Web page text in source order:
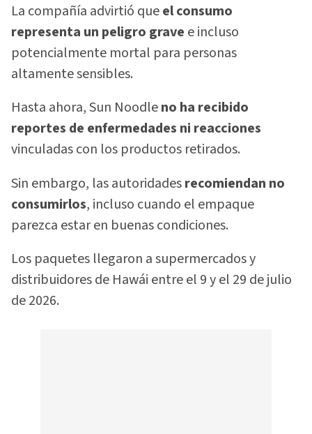
La compañía advirtió queel consumo
representa un peligro grave e incluso
potencialmente mortal para personas
altamente sensibles.
Hasta ahora, Sun Noodleno ha recibido
reportes de enfermedades ni reacciones
vinculadas con los productos retirados.
Sin embargo, las autoridadesrecomiendan no
consumirlos, incluso cuando el empaque
parezca estar en buenas condiciones.
Los paquetes llegaron a supermercados y
distribuidores de Hawái entre el 9 y el 29 de julio
de 2026.